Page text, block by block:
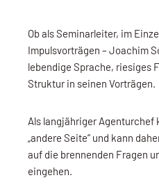
Ob als Seminarleiter, im
Impulsvorträgen – Joachim
lebendige Sprache, riesiges
Struktur in seinen Vorträgen.
Als langjähriger Agenturchef
„andere Seite“ und kann
auf die brennenden Fragen
eingehen.